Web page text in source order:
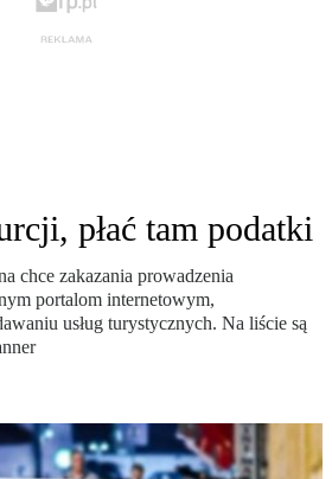
płać tam podatki
chce zakazania prowadzenia
portalom internetowym,
usług turystycznych. Na liście są